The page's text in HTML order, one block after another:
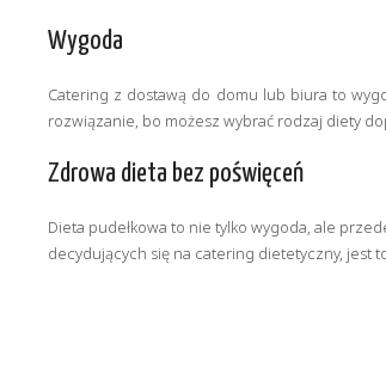
Wygoda
Catering z dostawą do domu lub biura to
rozwiązanie, bo możesz wybrać rodzaj diety
Zdrowa dieta bez poświęceń
Dieta pudełkowa to nie tylko wygoda, ale
decydujących się na catering dietetyczny, jest